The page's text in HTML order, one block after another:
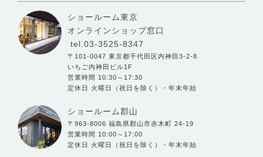
ショールーム東京
オンラインショップ窓口
tel.03-3525-8347
〒101-0047 東京都千代田区内神田3-2-8
いちご内神田ビル1F
営業時間 10:30～17:30
定休日 火曜日（祝日を除く）・年末年始
ショールーム郡山
〒963-8006 福島県郡山市赤木町 24-19
営業時間 10:00～17:00
定休日 火曜日（祝日を除く）・年末年始